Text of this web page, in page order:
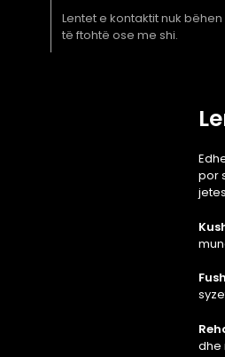
Lentet e kontaktit nuk
të ftohtë ose me shi.
por
dhe